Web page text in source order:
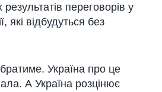
переговорів у
які відбудуться без
Україна про це
А Україна розцінює